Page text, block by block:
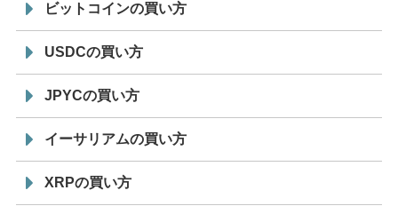
ビットコインの買い方
USDCの買い方
JPYCの買い方
イーサリアムの買い方
XRPの買い方